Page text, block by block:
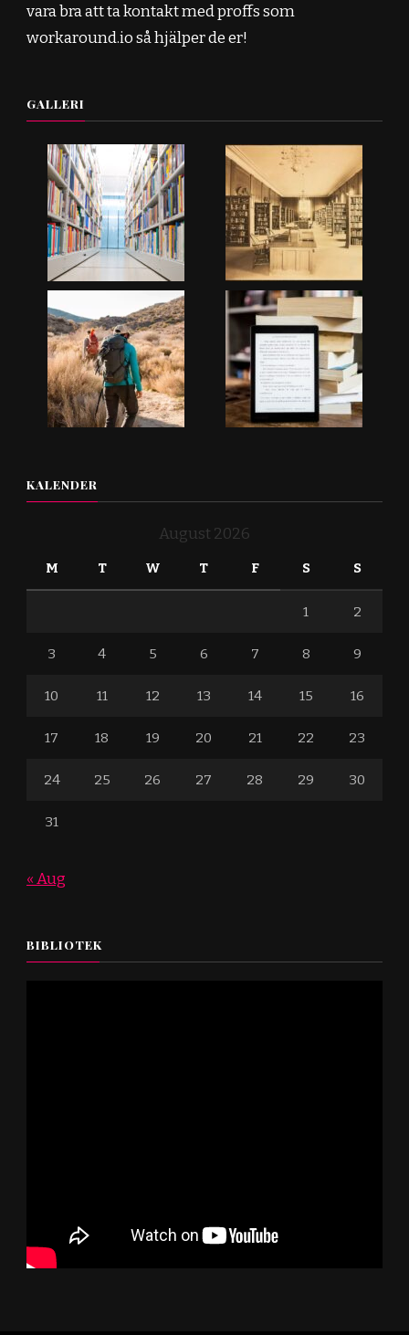
vara bra att ta kontakt med proffs som
workaround.io så hjälper de er!
GALLERI
KALENDER
August 2026
M T W T F S S
1 2
3 4 5 6 7 8 9
10 11 12 13 14 15 16
17 18 19 20 21 22 23
24 25 26 27 28 29 30
31
« Aug
BIBLIOTEK